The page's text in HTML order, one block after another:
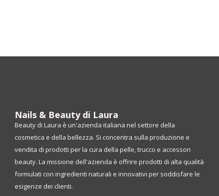
Nails & Beauty di Laura
Beauty di Laura è un'azienda italiana nel settore della
cosmetica e della bellezza. Si concentra sulla produzione e
vendita di prodotti per la cura della pelle, trucco e accessori
beauty. La missione dell'azienda è offrire prodotti di alta qualità
formulati con ingredienti naturali e innovativi per soddisfare le
esigenze dei clienti.